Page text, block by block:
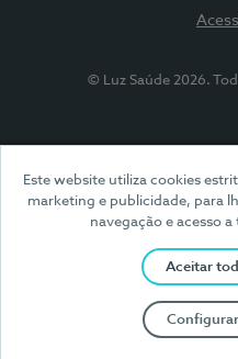
Este website utiliza cookies
marketing e publicidade, para
navegação e acesso
Aceitar
© Luz Saúde 2026.